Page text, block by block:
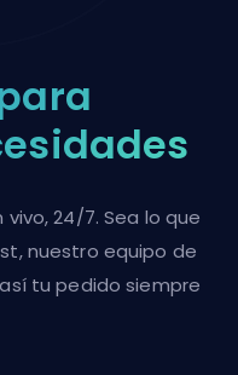
24/7. Sea lo que
nuestro equipo de
tu pedido siempre